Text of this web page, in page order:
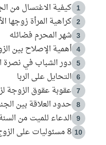
1 كيفية الاغتسال من
2 كراهية المرأة زوجها
3 شهر المحرم فضائله
4 أهمية الإصلاح بين
5 دور الشباب في نصرة
6 التحايل على الربا
7 عقوبة عقوق الزوجة
8 حدود العلاقة بين
9 الدعاء للميت من
10 8 مسئوليات على الزوج تجاه زوجته